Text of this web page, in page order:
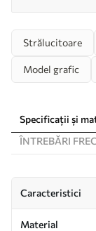
Strălucitoare
Model grafic
Specificații și
ÎNTREBĂRI
Caracteristici
Material